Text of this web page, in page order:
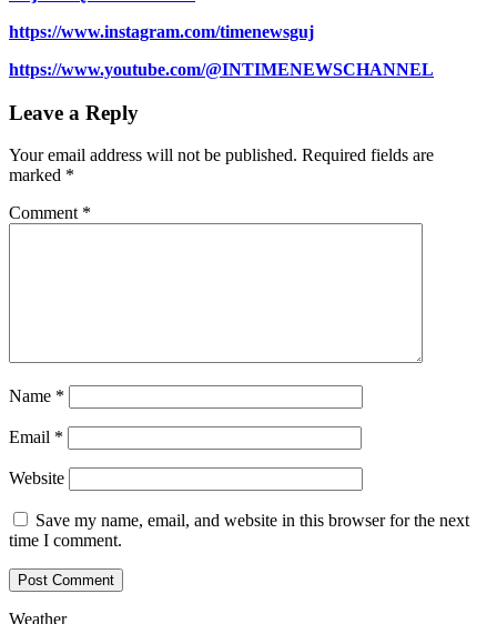
https://www.instagram.com/timenewsguj
https://www.youtube.com/@INTIMENEWSCHANNEL
Leave a Reply
Your email address will not be published. Required fields are
marked *
Comment *
Name *
Email *
Website
Save my name, email, and website in this browser for the next
time I comment.
Weather